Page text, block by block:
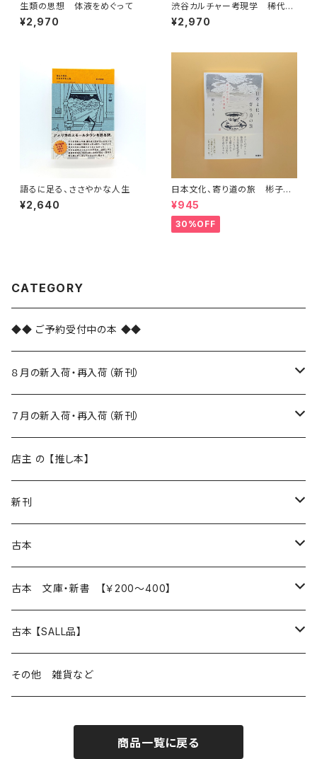
生類の思想 体液をめぐって
¥2,970
渋谷カルチャー考現学 稀代の
編集家・橋本徹(SUBURBIA)ラ
イフ・ヒストリー
¥2,970
語るに足る、ささやかな人生
¥2,640
日本文化、寄り道の旅 彬子女
王殿下特別講義
¥945
30%OFF
CATEGORY
◆◆ ご予約受付中の本 ◆◆
８月の新入荷・再入荷（新刊）
新入荷
再入荷
７月の新入荷・再入荷（新刊）
新入荷
再入荷
店主 の 【推し本】
新刊
本 の あれこれ
読書のこと
本屋のこと
文芸
近代小説 エッセイ 戯曲（日本人作家）
現代小説 エッセイ 戯曲（日本人作家）
現代小説 エッセイ 戯曲（外国人作家）
日々 の できこと
日常の 風景 群像
生き方 ライフスタイル
人生 生き方 について考える
古本
本 の あれこれ
読書のこと
本屋のこと
日本文学
小説 エッセイ 戯曲（日本人作家）
海外文学
詩（外国人作家）
古本 文庫・新書 【￥200～400】
日本文学
小説 エッセイ 戯曲
海外文学
古本 【SALL品】
20％OFF
その他 雑貨など
商品一覧に戻る